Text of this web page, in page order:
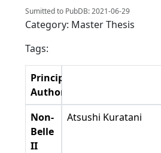
Sumitted to PubDB: 2021-06-29
Category: Master Thesis
Tags:
Principal
Authors
Non-
Belle
II
Atsushi Kuratani